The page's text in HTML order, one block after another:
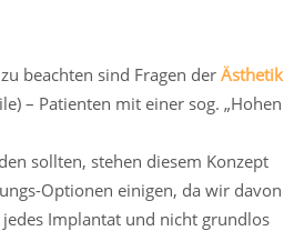
beachten sind Fragen der Ästhetik
– Patienten mit einer sog. „Hohen
sollten, stehen diesem Konzept
Optionen einigen, da wir davon
Implantat und nicht grundlos